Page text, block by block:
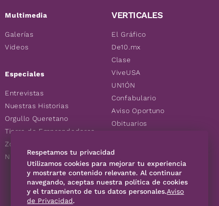
Multimedia
Galerías
Videos
Especiales
Entrevistas
Nuestras Historias
Orgullo Queretano
Tierra de Emprendedores
Zoociales
Nuevos Queretanos
VERTICALES
El Gráfico
De10.mx
Clase
ViveUSA
UN1ÓN
Confabulario
Aviso Oportuno
Obituarios
Consultas
SÍGUENOS
Respetamos tu privacidad
Utilizamos cookies para mejorar tu experiencia
y mostrarte contenido relevante. Al continuar
navegando, aceptas nuestra política de cookies
y el tratamiento de tus datos personales.Aviso
de Privacidad.